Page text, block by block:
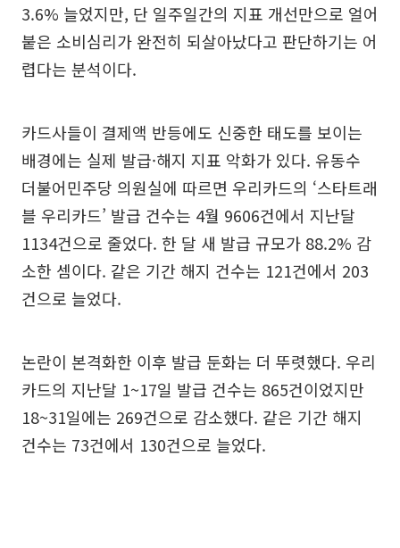
3.6% 늘었지만, 단 일주일간의 지표 개선만으로 얼어
붙은 소비심리가 완전히 되살아났다고 판단하기는 어
렵다는 분석이다.
카드사들이 결제액 반등에도 신중한 태도를 보이는
배경에는 실제 발급·해지 지표 악화가 있다. 유동수
더불어민주당 의원실에 따르면 우리카드의 ‘스타트래
블 우리카드’ 발급 건수는 4월 9606건에서 지난달
1134건으로 줄었다. 한 달 새 발급 규모가 88.2% 감
소한 셈이다. 같은 기간 해지 건수는 121건에서 203
건으로 늘었다.
논란이 본격화한 이후 발급 둔화는 더 뚜렷했다. 우리
카드의 지난달 1~17일 발급 건수는 865건이었지만
18~31일에는 269건으로 감소했다. 같은 기간 해지
건수는 73건에서 130건으로 늘었다.